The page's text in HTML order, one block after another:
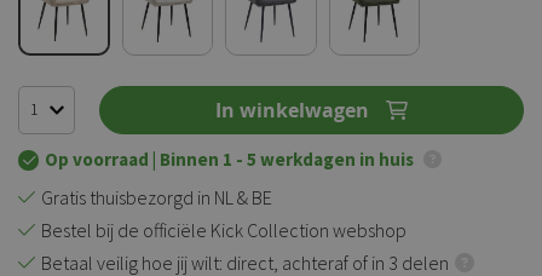
In winkelwagen
Op voorraad | Binnen 1 - 5 werkdagen in huis
Gratis thuisbezorgd in NL & BE
Bestel bij de officiële Kick Collection webshop
Betaal veilig hoe jij wilt: direct, achteraf of in 3 delen